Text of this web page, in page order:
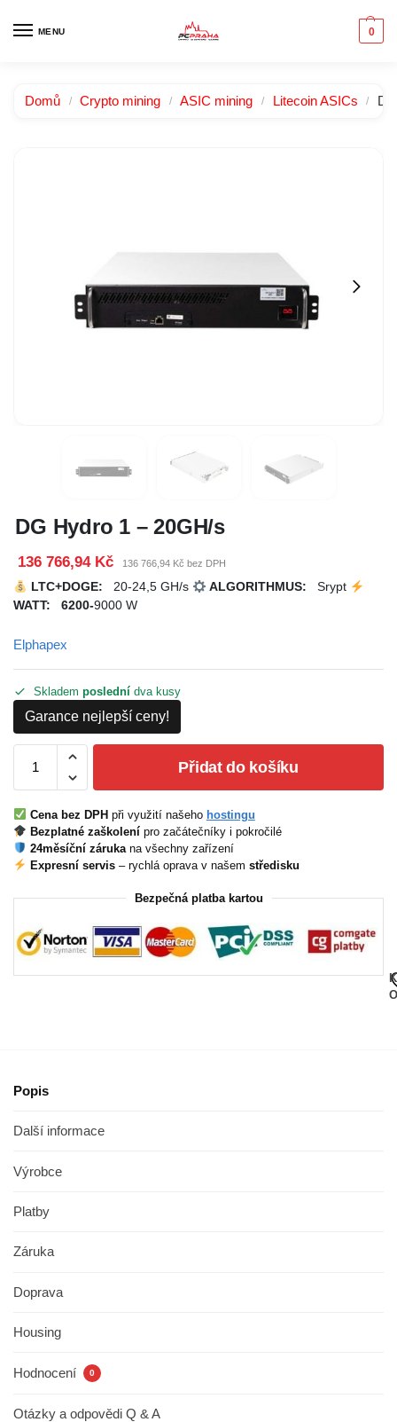
MENU 0
Domů / Crypto mining / ASIC mining / Litecoin ASICs /
DG Hydro 1 – 20GH/s
136 766,94 Kč 136 766,94 Kč bez DPH
LTC+DOGE: 20-24,5 GH/s ALGORITHMUS: Srypt
WATT: 6200-9000 W
Elphapex
Skladem poslední dva kusy
Garance nejlepší ceny!
Přidat do košíku
K
Cena bez DPH při využití našeho hostingu
Bezplatné zaškolenípro začátečníky i pokročilé
24měsíční zárukana všechny zařízení
Expresní servis– rychlá oprava v našem středisku
Bezpečná platba kartou
Popis
Další informace
Výrobce
Platby
Záruka
Doprava
Housing
Hodnocení 0
Otázky a odpovědi Q & A